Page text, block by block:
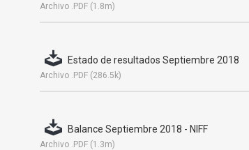
Archivo .PDF (1.8m)
Estado de resultados Septiembre 2018
Archivo .PDF (286.5k)
Balance Septiembre 2018 - NIFF
Archivo .PDF (1.3m)